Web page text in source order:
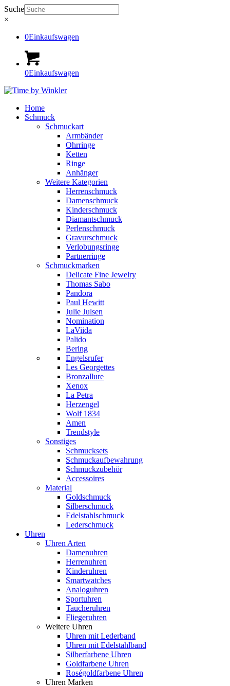
Suche
×
0Einkaufswagen
0Einkaufswagen
Home
Schmuck
Schmuckart
Armbänder
Ohrringe
Ketten
Ringe
Anhänger
Weitere Kategorien
Herrenschmuck
Damenschmuck
Kinderschmuck
Diamantschmuck
Perlenschmuck
Gravurschmuck
Verlobungsringe
Partnerringe
Schmuckmarken
Delicate Fine Jewelry
Thomas Sabo
Pandora
Paul Hewitt
Julie Julsen
Nomination
LaViida
Palido
Bering
Engelsrufer
Les Georgettes
Bronzallure
Xenox
La Petra
Herzengel
Wolf 1834
Amen
Trendstyle
Sonstiges
Schmucksets
Schmuckaufbewahrung
Schmuckzubehör
Accessoires
Material
Goldschmuck
Silberschmuck
Edelstahlschmuck
Lederschmuck
Uhren
Uhren Arten
Damenuhren
Herrenuhren
Kinderuhren
Smartwatches
Analoguhren
Sportuhren
Taucheruhren
Fliegeruhren
Weitere Uhren
Uhren mit Lederband
Uhren mit Edelstahlband
Silberfarbene Uhren
Goldfarbene Uhren
Roségoldfarbene Uhren
Uhren Marken